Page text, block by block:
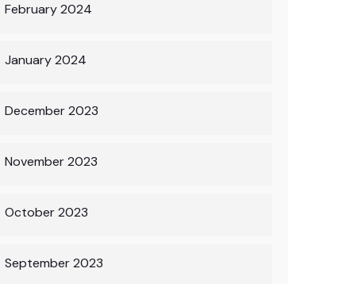
February 2024
January 2024
December 2023
November 2023
October 2023
September 2023